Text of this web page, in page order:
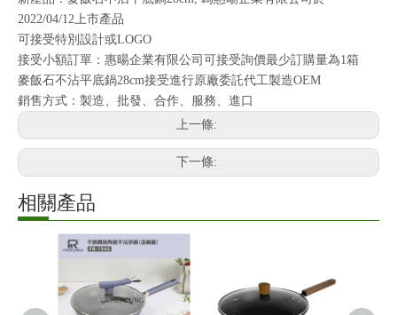
2022/04/12上市產品
可接受特別設計或LOGO
接受小額訂單：惠暘企業有限公司可接受詢價最少訂購量為1箱
麥飯石不沾平底鍋28cm接受進行原廠委託代工製造OEM
銷售方式：製造、批發、合作、服務、進口
上一條:
下一條:
相關產品